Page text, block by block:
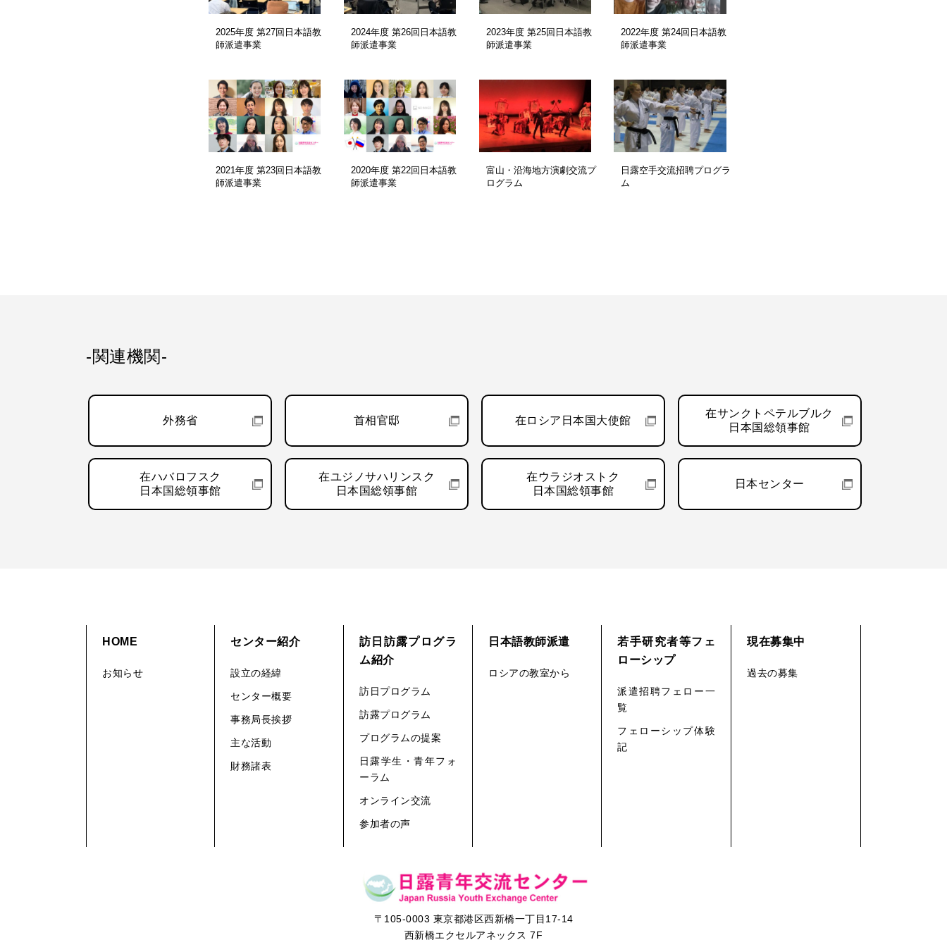
2025年度 第27回日本語教
師派遣事業
2024年度 第26回日本語教
師派遣事業
2023年度 第25回日本語教
師派遣事業
2022年度 第24回日本語教
師派遣事業
2021年度 第23回日本語教
師派遣事業
2020年度 第22回日本語教
師派遣事業
富山・沿海地方演劇交流プ
ログラム
日露空手交流招聘プログラ
ム
-関連機関-
外務省 首相官邸 在ロシア日本国大使館
在サンクトペテルブルク
日本国総領事館
在ハバロフスク
日本国総領事館
在ユジノサハリンスク
日本国総領事館
在ウラジオストク
日本国総領事館
日本センター
HOME
お知らせ
センター紹介
設立の経緯
センター概要
事務局長挨拶
主な活動
財務諸表
訪日訪露プログラ
ム紹介
訪日プログラム
訪露プログラム
プログラムの提案
日露学生・青年フォ
ーラム
オンライン交流
参加者の声
日本語教師派遣
ロシアの教室から
若手研究者等フェ
ローシップ
派遣招聘フェロー一
覧
フェローシップ体験
記
現在募集中
過去の募集
〒105-0003 東京都港区西新橋一丁目17-14
西新橋エクセルアネックス 7F